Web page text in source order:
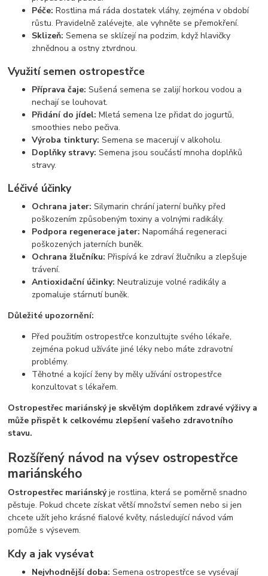
Péče: Rostlina má ráda dostatek vláhy, zejména v období
růstu. Pravidelně zalévejte, ale vyhněte se přemokření.
Sklizeň: Semena se sklízejí na podzim, když hlavičky
zhnědnou a ostny ztvrdnou.
Využití semen ostropestřce
Příprava čaje: Sušená semena se zalijí horkou vodou a
nechají se louhovat.
Přidání do jídel: Mletá semena lze přidat do jogurtů,
smoothies nebo pečiva.
Výroba tinktury: Semena se macerují v alkoholu.
Doplňky stravy: Semena jsou součástí mnoha doplňků
stravy.
Léčivé účinky
Ochrana jater: Silymarin chrání jaterní buňky před
poškozením způsobeným toxiny a volnými radikály.
Podpora regenerace jater: Napomáhá regeneraci
poškozených jaterních buněk.
Ochrana žlučníku: Přispívá ke zdraví žlučníku a zlepšuje
trávení.
Antioxidační účinky: Neutralizuje volné radikály a
zpomaluje stárnutí buněk.
Důležité upozornění:
Před použitím ostropestřce konzultujte svého lékaře,
zejména pokud užíváte jiné léky nebo máte zdravotní
problémy.
Těhotné a kojící ženy by měly užívání ostropestřce
konzultovat s lékařem.
Ostropestřec mariánský je skvělým doplňkem zdravé výživy a
může přispět k celkovému zlepšení vašeho zdravotního
stavu.
Rozšířený návod na výsev ostropestřce
mariánského
Ostropestřec mariánskýje rostlina, která se poměrně snadno
pěstuje. Pokud chcete získat větší množství semen nebo si jen
chcete užít jeho krásné fialové květy, následující návod vám
pomůže s výsevem.
Kdy a jak vysévat
Nejvhodnější doba: Semena ostropestřce se vysévají